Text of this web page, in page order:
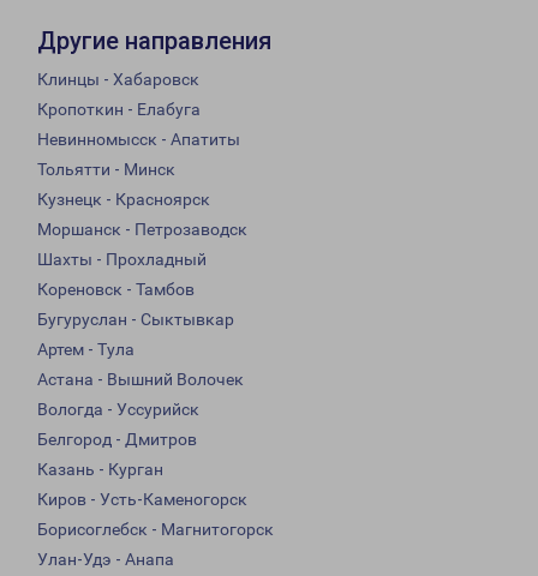
Другие направления
Клинцы - Хабаровск
Кропоткин - Елабуга
Невинномысск - Апатиты
Тольятти - Минск
Кузнецк - Красноярск
Моршанск - Петрозаводск
Шахты - Прохладный
Кореновск - Тамбов
Бугуруслан - Сыктывкар
Артем - Тула
Астана - Вышний Волочек
Вологда - Уссурийск
Белгород - Дмитров
Казань - Курган
Киров - Усть-Каменогорск
Борисоглебск - Магнитогорск
Улан-Удэ - Анапа